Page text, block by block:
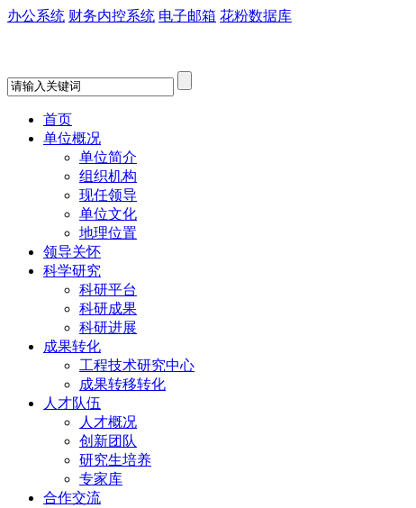
办公系统 财务内控系统 电子邮箱 花粉数据库
首页
单位概况
单位简介
组织机构
现任领导
单位文化
地理位置
领导关怀
科学研究
科研平台
科研成果
科研进展
成果转化
工程技术研究中心
成果转移转化
人才队伍
人才概况
创新团队
研究生培养
专家库
合作交流